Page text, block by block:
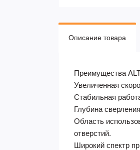
Описание товара
Преимущества
Увеличенная
Стабильная
Глубина
Область
отверстий.
Широкий спектр